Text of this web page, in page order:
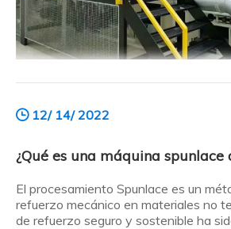
12/ 14/ 2022
¿Qué es una máquina
El procesamiento Spunlace es un
refuerzo mecánico en materiales no
de refuerzo seguro y sostenible ha